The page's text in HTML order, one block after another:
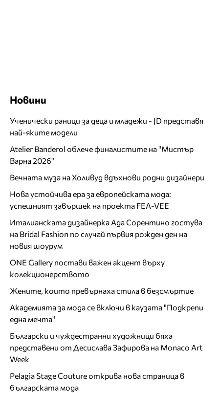
Новини
Ученически раници за деца и младежи - JD представя
най-яките модели
Atelier Banderol облече финалистите на "Мистър
Варна 2026"
Вечната муза на Холивуд вдъхнови родни дизайнери
Нова устойчива ера за европейската мода:
успешният завършек на проекта FEA-VEE
Италианската дизайнерка Ада Сорентино гостува
на Bridal Fashion по случай първия рожден ден на
новия шоурум
ONE Gallery постави важен акцент върху
колекционерството
Жените, които превърнаха стила в безсмъртие
Академията за мода се включи в каузата "Подкрепи
една мечта"
Български и чуждестранни художници бяха
представени от Десислава Зафирова на Monaco Art
Week
Pelagia Stage Couture открива нова страница в
българската мода